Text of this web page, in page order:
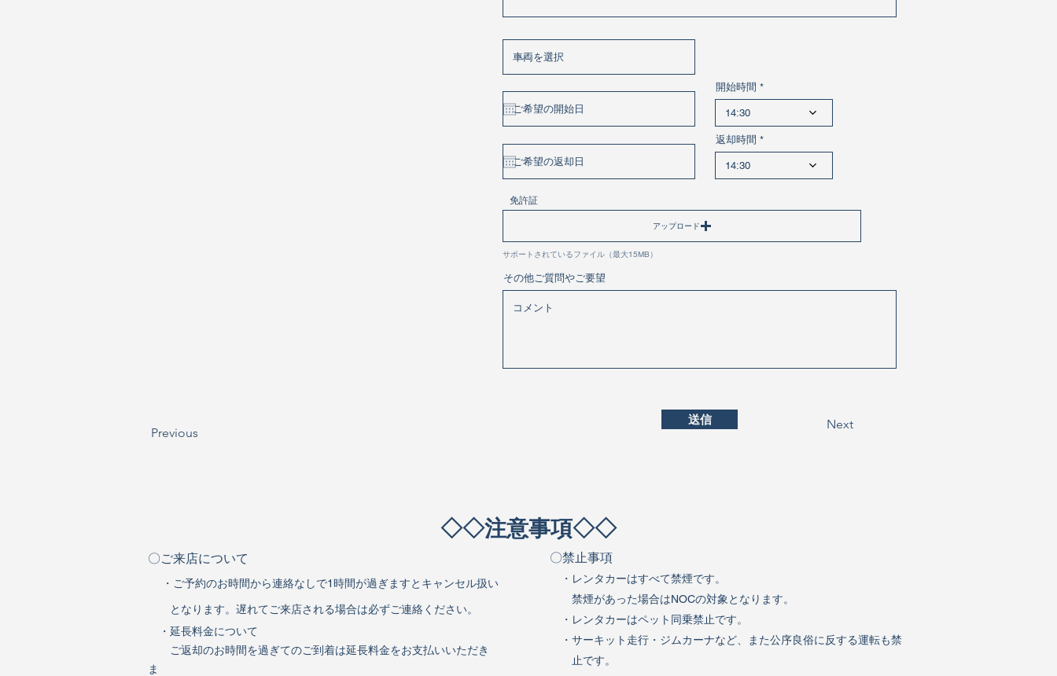
Previous
開始時間
14:30
返却時間
14:30
免許証
アップロード
サポートされているファイル（最大15MB）
その他ご質問やご要望
送信 Next
​◇◇注意事項◇◇
〇ご来店について
・ご予約のお時間から連絡なしで1時間が過ぎますとキャンセル扱い
となります。遅れてご来店される場合は必ずご連絡ください。
・延長料金について
ご返却のお時間を過ぎてのご到着は延長料金をお支払いいただき
ま
〇禁止事項
・レンタカーはすべて禁煙です。
禁煙があった場合はNOCの対象となります。
・レンタカーはペット同乗禁止です。
・サーキット走行・ジムカーナなど、また公序良俗に反する運転も禁
止です。